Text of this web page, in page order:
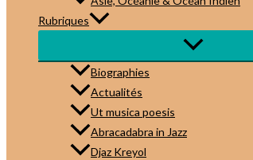
Rubriques
Biographies
Actualités
Ut musica poesis
Abracadabra in Jazz
Djaz Kreyol